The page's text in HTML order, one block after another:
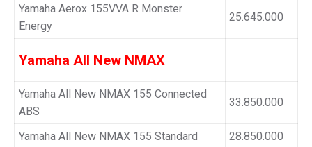
Yamaha Aerox 155VVA R Monster
Energy
25.645.000
Yamaha All New NMAX
Yamaha All New NMAX 155 Connected
ABS
33.850.000
Yamaha All New NMAX 155 Standard 28.850.000